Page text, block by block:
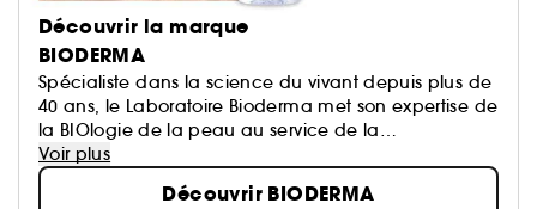
Découvrir la marque
BIODERMA
Spécialiste dans la science du vivant depuis plus de
40 ans, le Laboratoire Bioderma met son expertise de
la BIOlogie de la peau au service de la
DERMatologie, afin de vous proposer des produits
qui prennent soin de tous les types de peaux, et à
Voir plus
Découvrir BIODERMA